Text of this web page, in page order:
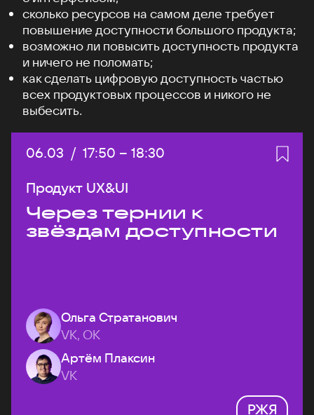
сколько ресурсов на самом деле требует
повышение доступности большого продукта;
возможно ли повысить доступность продукта
и ничего не поломать;
как сделать цифровую доступность частью
всех продуктовых процессов и никого не
выбесить.
Дата:
06.03 / Начало:
17:50 – Конец:
18:30
Продукт UX&UI
Через тернии к
звёздам доступности
Ольга Стратанович
VK, ОК
Артём Плаксин
VK
РЖЯ